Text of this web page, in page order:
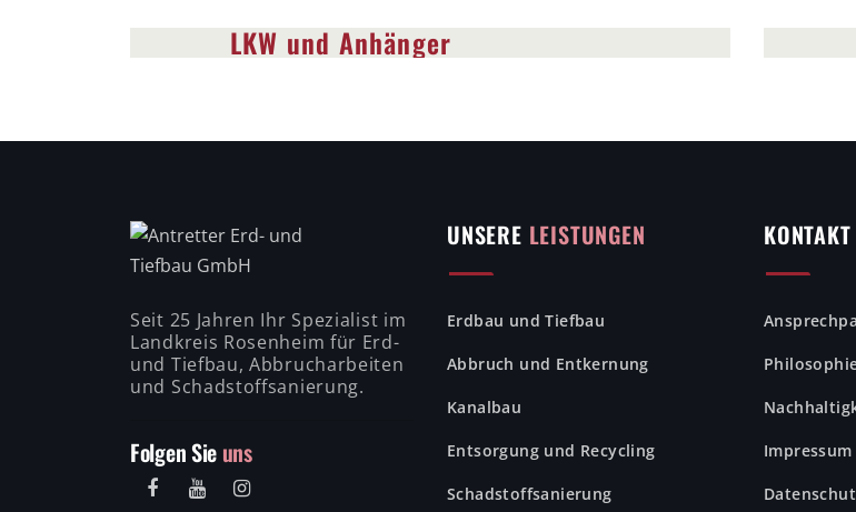
LKW und Anhänger
Seit 25 Jahren Ihr Spezialist im
Landkreis Rosenheim für Erd-
und Tiefbau, Abbrucharbeiten
und Schadstoffsanierung.
Folgen Sie uns
UNSERE LEISTUNGEN
Erdbau und Tiefbau
Abbruch und Entkernung
Kanalbau
Entsorgung und Recycling
Schadstoffsanierung
KONTAKT
Impressum